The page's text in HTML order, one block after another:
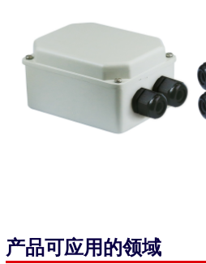
产品可应用的领域